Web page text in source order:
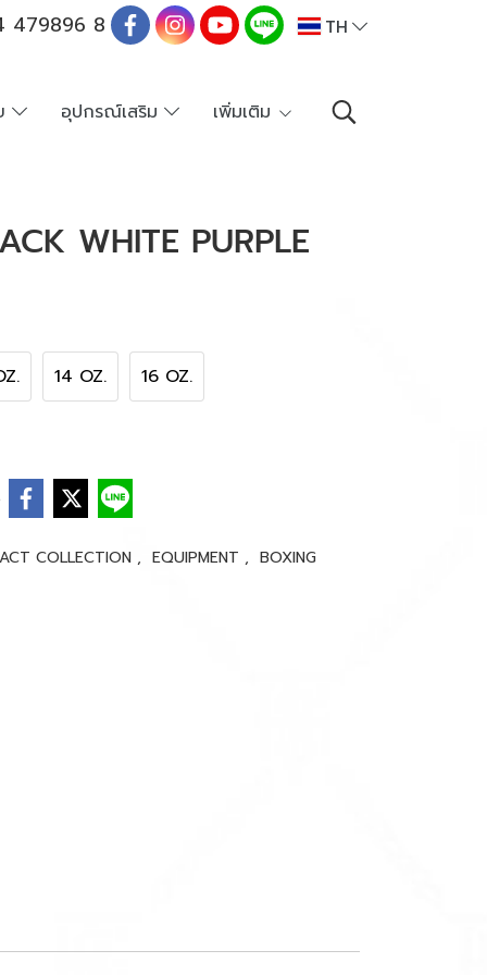
8 TH
อุปกรณ์เสริม เพิ่มเติม
WHITE PURPLE
14 OZ. 16 OZ.
COLLECTION , EQUIPMENT , BOXING